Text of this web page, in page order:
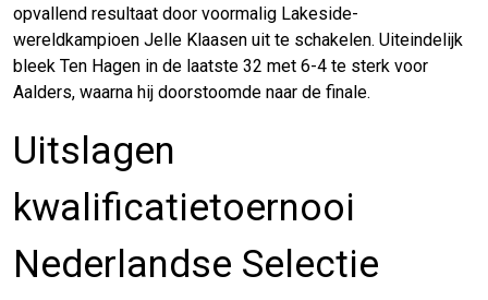
opvallend resultaat door voormalig Lakeside-
wereldkampioen Jelle Klaasen uit te schakelen. Uiteindelijk
bleek Ten Hagen in de laatste 32 met 6-4 te sterk voor
Aalders, waarna hij doorstoomde naar de finale.
Uitslagen
kwalificatietoernooi
Nederlandse Selectie